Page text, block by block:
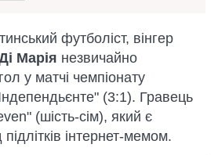
футболіст, вінгер
Марія незвичайно
у матчі чемпіонату
(3:1). Гравець
(шість-сім), який є
інтернет-мемом.